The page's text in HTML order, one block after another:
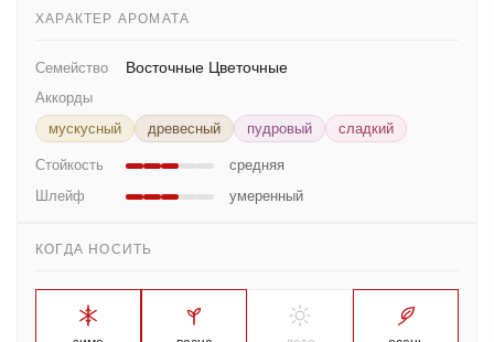
ХАРАКТЕР АРОМАТА
Семейство Восточные Цветочные
Аккорды
мускусный
древесный пудровый сладкий
Стойкость
средняя
Шлейф
умеренный
КОГДА НОСИТЬ